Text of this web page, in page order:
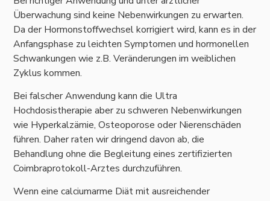
Überwachung sind keine Nebenwirkungen zu erwarten.
Da der Hormonstoffwechsel korrigiert wird, kann es in der
Anfangsphase zu leichten Symptomen und hormonellen
Schwankungen wie z.B. Veränderungen im weiblichen
Zyklus kommen.
Bei falscher Anwendung kann die Ultra
Hochdosistherapie aber zu schweren Nebenwirkungen
wie Hyperkalzämie, Osteoporose oder Nierenschäden
führen. Daher raten wir dringend davon ab, die
Behandlung ohne die Begleitung eines zertifizierten
Coimbraprotokoll-Arztes durchzuführen.
Wenn eine calciumarme Diät mit ausreichender